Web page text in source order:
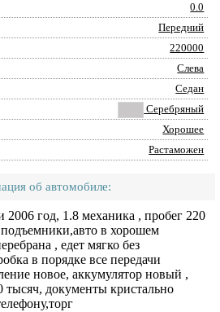
0.0
Передний
220000
Слева
Седан
Серебряный
Хорошее
Растаможен
об автомобиле:
год, 1.8 механика , пробег 220
в хорошем
, едет мягко без
в порядке все передачи
новое, аккумулятор новый ,
тысяч, документы кристально